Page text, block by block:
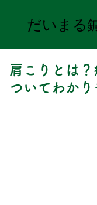
だいまる
肩こりとは
ついてわか